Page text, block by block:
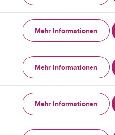
Mehr Informationen
Mehr Informationen
Mehr Informationen